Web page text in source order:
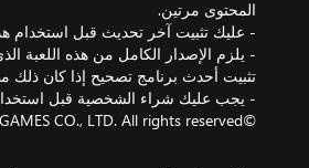
- يلزم الإصدار الكامل من هذه اللعبة
©KOEI TECMO GAMES CO., LTD. All rights reserved.